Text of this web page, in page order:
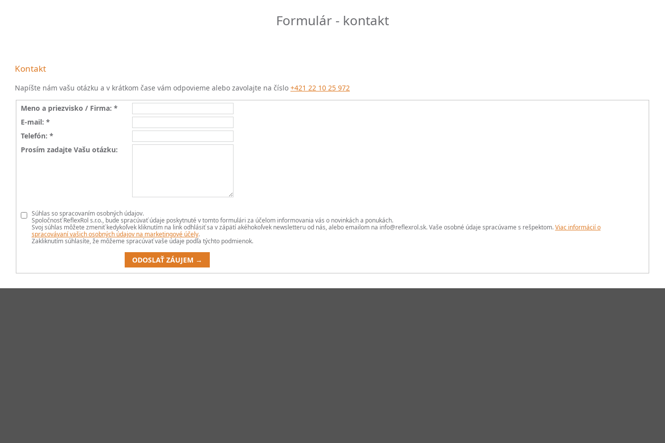
Formulár - kontakt
Kontakt
Napíšte nám vašu otázku a v krátkom čase vám odpovieme alebo zavolajte na číslo +421 22 10 25 972
Meno a priezvisko / Firma: *
E-mail: *
Telefón: *
Prosím zadajte Vašu otázku:
Súhlas so spracovaním osobných údajov.
Spoločnosť ReflexRol s.r.o., bude spracúvať údaje poskytnuté v tomto formulári za účelom informovania vás o novinkách a ponukách.
Svoj súhlas môžete zmeniť kedykoľvek kliknutím na link odhlásiť sa v zápätí akéhokoľvek newsletteru od nás, alebo emailom na info@reflexrol.sk. Vaše osobné údaje spracúvame s rešpektom.Viac informácií o
spracovávaní vašich osobných údajov na marketingové účely.
Zakliknutím súhlasíte, že môžeme spracúvať vaše údaje podľa týchto podmienok.